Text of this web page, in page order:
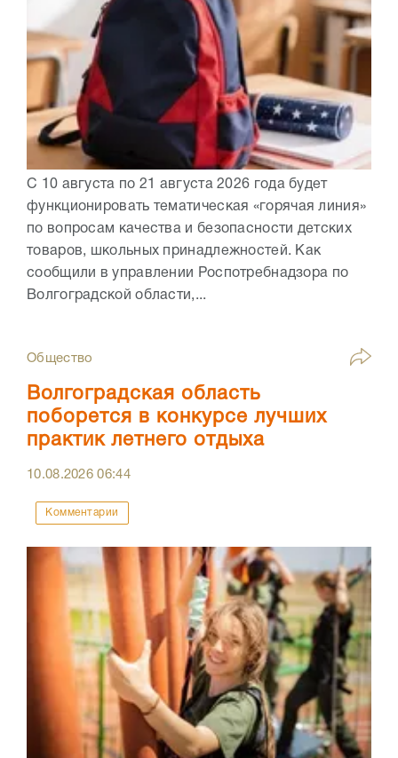
С 10 августа по 21 августа 2026 года будет
функционировать тематическая «горячая линия»
по вопросам качества и безопасности детских
товаров, школьных принадлежностей. Как
сообщили в управлении Роспотребнадзора по
Волгоградской области,...
Общество
Волгоградская область
поборется в конкурсе лучших
практик летнего отдыха
10.08.202606:44
Комментарии